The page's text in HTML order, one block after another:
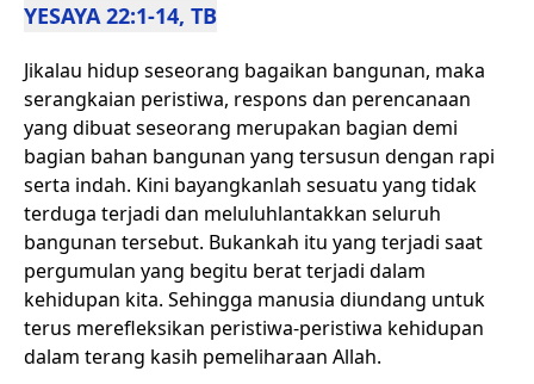
YESAYA 22:1-14, TB
Jikalau hidup seseorang bagaikan bangunan, maka
serangkaian peristiwa, respons dan perencanaan
yang dibuat seseorang merupakan bagian demi
bagian bahan bangunan yang tersusun dengan rapi
serta indah. Kini bayangkanlah sesuatu yang tidak
terduga terjadi dan meluluhlantakkan seluruh
bangunan tersebut. Bukankah itu yang terjadi saat
pergumulan yang begitu berat terjadi dalam
kehidupan kita. Sehingga manusia diundang untuk
terus merefleksikan peristiwa-peristiwa kehidupan
dalam terang kasih pemeliharaan Allah.